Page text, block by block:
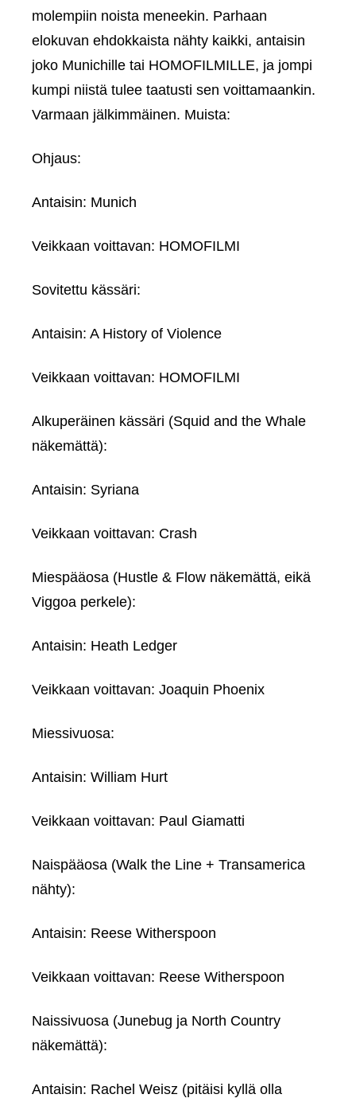
molempiin noista meneekin. Parhaan
elokuvan ehdokkaista nähty kaikki, antaisin
joko Munichille tai HOMOFILMILLE, ja jompi
kumpi niistä tulee taatusti sen voittamaankin.
Varmaan jälkimmäinen. Muista:
Ohjaus:
Antaisin: Munich
Veikkaan voittavan: HOMOFILMI
Sovitettu kässäri:
Antaisin: A History of Violence
Veikkaan voittavan: HOMOFILMI
Alkuperäinen kässäri (Squid and the Whale
näkemättä):
Antaisin: Syriana
Veikkaan voittavan: Crash
Miespääosa (Hustle & Flow näkemättä, eikä
Viggoa perkele):
Antaisin: Heath Ledger
Veikkaan voittavan: Joaquin Phoenix
Miessivuosa:
Antaisin: William Hurt
Veikkaan voittavan: Paul Giamatti
Naispääosa (Walk the Line + Transamerica
nähty):
Antaisin: Reese Witherspoon
Veikkaan voittavan: Reese Witherspoon
Naissivuosa (Junebug ja North Country
näkemättä):
Antaisin: Rachel Weisz (pitäisi kyllä olla